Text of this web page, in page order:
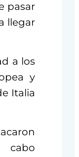
pasar
llegar
a los
y
Italia
cabo